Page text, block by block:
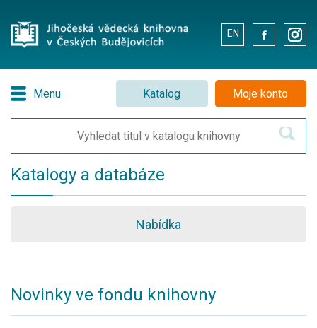
EN . .
Menu Katalog Moje konto
Katalogy a databáze
Nabídka
Novinky ve fondu knihovny